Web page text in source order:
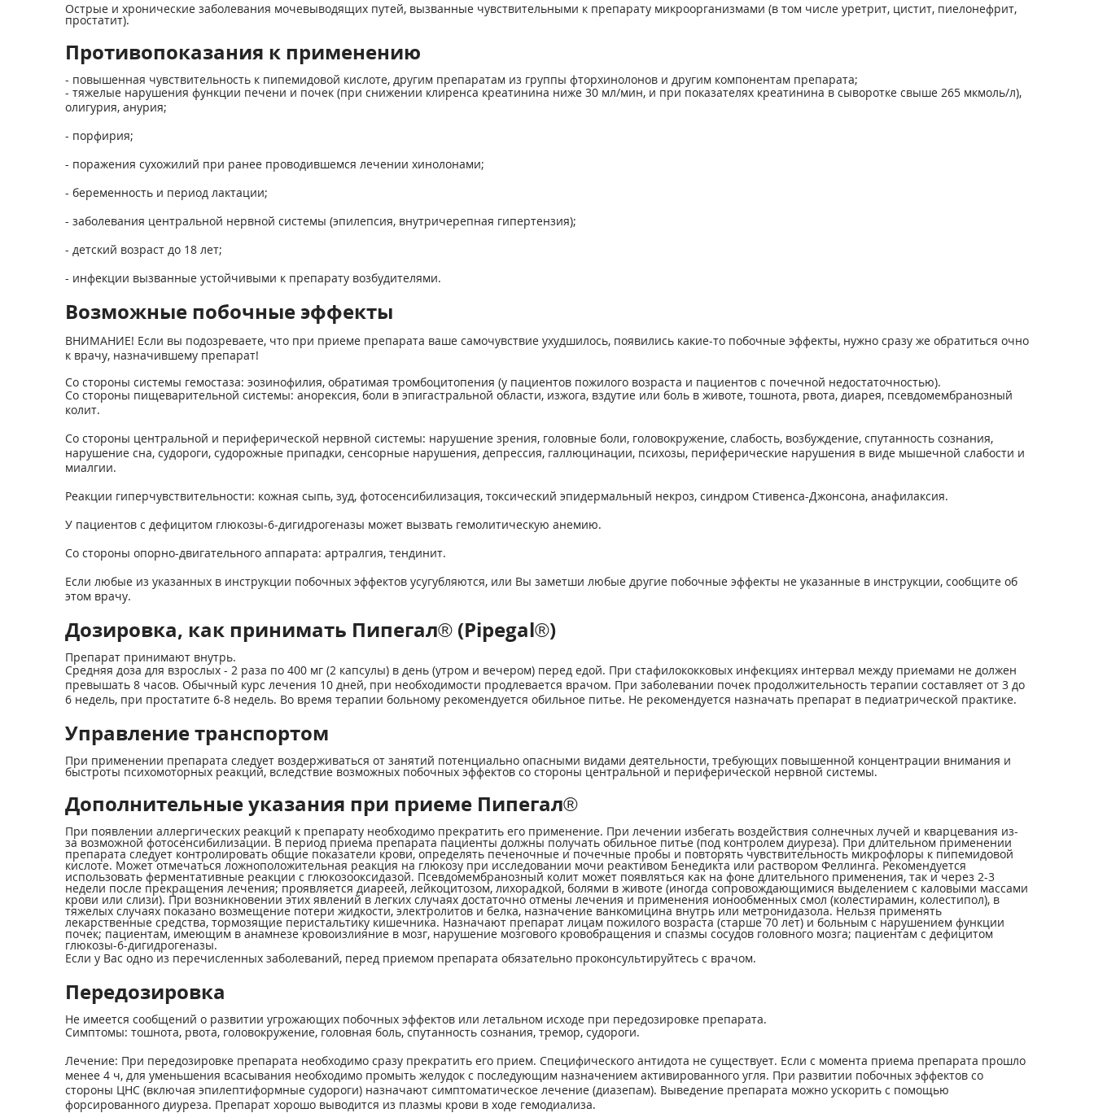
Острые и хронические заболевания мочевыводящих путей, вызванные чувствительными к препарату микроорганизмами (в том числе уретрит, цистит, пиелонефрит,
простатит).
Противопоказания к применению
- повышенная чувствительность к пипемидовой кислоте, другим препаратам из группы фторхинолонов и другим компонентам препарата;
- тяжелые нарушения функции печени и почек (при снижении клиренса креатинина ниже 30 мл/мин, и при показателях креатинина в сыворотке свыше 265 мкмоль/л),
олигурия, анурия;
- порфирия;
- поражения сухожилий при ранее проводившемся лечении хинолонами;
- беременность и период лактации;
- заболевания центральной нервной системы (эпилепсия, внутричерепная гипертензия);
- детский возраст до 18 лет;
- инфекции вызванные устойчивыми к препарату возбудителями.
Возможные побочные эффекты
ВНИМАНИЕ! Если вы подозреваете, что при приеме препарата ваше самочувствие ухудшилось, появились какие-то побочные эффекты, нужно сразу же обратиться очно
к врачу, назначившему препарат!
Со стороны системы гемостаза: эозинофилия, обратимая тромбоцитопения (у пациентов пожилого возраста и пациентов с почечной недостаточностью).
Со стороны пищеварительной системы: анорексия, боли в эпигастральной области, изжога, вздутие или боль в животе, тошнота, рвота, диарея, псевдомембранозный
колит.
Со стороны центральной и периферической нервной системы: нарушение зрения, головные боли, головокружение, слабость, возбуждение, спутанность сознания,
нарушение сна, судороги, судорожные припадки, сенсорные нарушения, депрессия, галлюцинации, психозы, периферические нарушения в виде мышечной слабости и
миалгии.
Реакции гиперчувствительности: кожная сыпь, зуд, фотосенсибилизация, токсический эпидермальный некроз, синдром Стивенса-Джонсона, анафилаксия.
У пациентов с дефицитом глюкозы-6-дигидрогеназы может вызвать гемолитическую анемию.
Со стороны опорно-двигательного аппарата: артралгия, тендинит.
Если любые из указанных в инструкции побочных эффектов усугубляются, или Вы заметши любые другие побочные эффекты не указанные в инструкции, сообщите об
этом врачу.
Дозировка, как принимать Пипегал® (Pipegal®)
Препарат принимают внутрь.
Средняя доза для взрослых - 2 раза по 400 мг (2 капсулы) в день (утром и вечером) перед едой. При стафилококковых инфекциях интервал между приемами не должен
превышать 8 часов. Обычный курс лечения 10 дней, при необходимости продлевается врачом. При заболевании почек продолжительность терапии составляет от 3 до
6 недель, при простатите 6-8 недель. Во время терапии больному рекомендуется обильное питье. Не рекомендуется назначать препарат в педиатрической практике.
Управление транспортом
При применении препарата следует воздерживаться от занятий потенциально опасными видами деятельности, требующих повышенной концентрации внимания и
быстроты психомоторных реакций, вследствие возможных побочных эффектов со стороны центральной и периферической нервной системы.
Дополнительные указания при приеме Пипегал®
При появлении аллергических реакций к препарату необходимо прекратить его применение. При лечении избегать воздействия солнечных лучей и кварцевания из-
за возможной фотосенсибилизации. В период приема препарата пациенты должны получать обильное питье (под контролем диуреза). При длительном применении
препарата следует контролировать общие показатели крови, определять печеночные и почечные пробы и повторять чувствительность микрофлоры к пипемидовой
кислоте. Может отмечаться ложноположительная реакция на глюкозу при исследовании мочи реактивом Бенедикта или раствором Феллинга. Рекомендуется
использовать ферментативные реакции с глюкозооксидазой. Псевдомембранозный колит может появляться как на фоне длительного применения, так и через 2-3
недели после прекращения лечения; проявляется диареей, лейкоцитозом, лихорадкой, болями в животе (иногда сопровождающимися выделением с каловыми массами
крови или слизи). При возникновении этих явлений в легких случаях достаточно отмены лечения и применения ионообменных смол (колестирамин, колестипол), в
тяжелых случаях показано возмещение потери жидкости, электролитов и белка, назначение ванкомицина внутрь или метронидазола. Нельзя применять
лекарственные средства, тормозящие перистальтику кишечника. Назначают препарат лицам пожилого возраста (старше 70 лет) и больным с нарушением функции
почек; пациентам, имеющим в анамнезе кровоизлияние в мозг, нарушение мозгового кровобращения и спазмы сосудов головного мозга; пациентам с дефицитом
глюкозы-6-дигидрогеназы.
Если у Вас одно из перечисленных заболеваний, перед приемом препарата обязательно проконсультируйтесь с врачом.
Передозировка
Не имеется сообщений о развитии угрожающих побочных эффектов или летальном исходе при передозировке препарата.
Симптомы: тошнота, рвота, головокружение, головная боль, спутанность сознания, тремор, судороги.
Лечение: При передозировке препарата необходимо сразу прекратить его прием. Специфического антидота не существует. Если с момента приема препарата прошло
менее 4 ч, для уменьшения всасывания необходимо промыть желудок с последующим назначением активированного угля. При развитии побочных эффектов со
стороны ЦНС (включая эпилептиформные судороги) назначают симптоматическое лечение (диазепам). Выведение препарата можно ускорить с помощью
форсированного диуреза. Препарат хорошо выводится из плазмы крови в ходе гемодиализа.